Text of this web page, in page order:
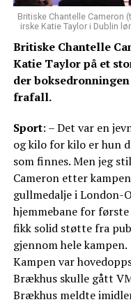
Britiske Chantelle Cameron
irske Katie Taylor i Dublin
Britiske Chantelle
Katie Taylor på et
der
frafall.
Sport: – Det var en
og kilo for kilo er hun
som finnes. Men jeg
Cameron etter
gullmedalje i London-
hjemmebane for
fikk solid støtte fra
gjennom hele kampen.
Kampen var
Brækhus skulle gått
Brækhus meldte